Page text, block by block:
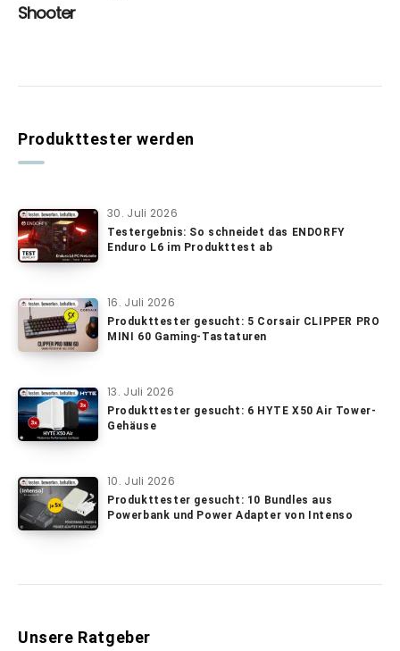
Produkttester werden
30. Juli 2026
Testergebnis: So schneidet das ENDORFY
Enduro L6 im Produkttest ab
16. Juli 2026
Produkttester gesucht: 5 Corsair CLIPPER PRO
MINI 60 Gaming-Tastaturen
13. Juli 2026
Produkttester gesucht: 6 HYTE X50 Air Tower-
Gehäuse
10. Juli 2026
Produkttester gesucht: 10 Bundles aus
Powerbank und Power Adapter von Intenso
Unsere Ratgeber